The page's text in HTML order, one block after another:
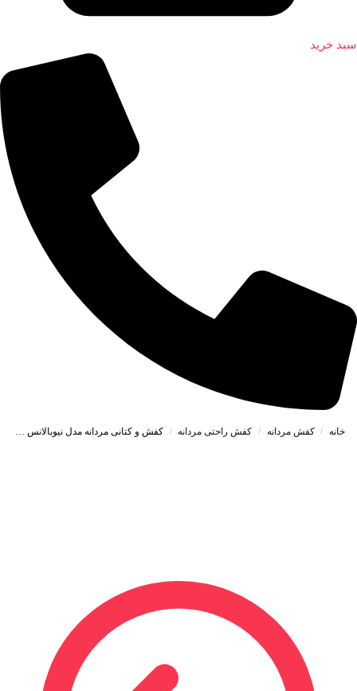
سبد خرید
خانه / کفش مردانه / کفش راحتی مردانه / کفش و کتانی مردانه مدل نیوبالانس NEWBALANCE رنگ سرمه ای کد 44285